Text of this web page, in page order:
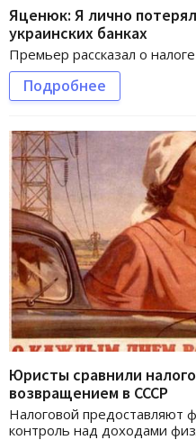
Яценюк: Я лично
украинских банках
Премьер рассказал о
Подробнее
Юристы сравнили
возвращением в СССР
Налоговой предоставляют
контроль над доходами